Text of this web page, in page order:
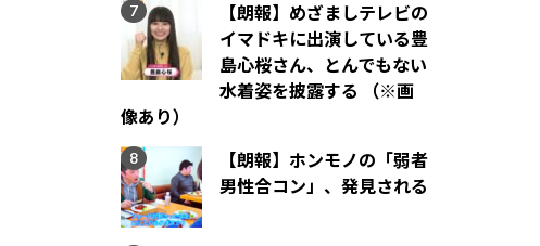
【朗報】めざましテレビの
イマドキに出演している豊
島心桜さん、とんでもない
水着姿を披露する （※画
像あり）
【朗報】ホンモノの「弱者
男性合コン」、発見される